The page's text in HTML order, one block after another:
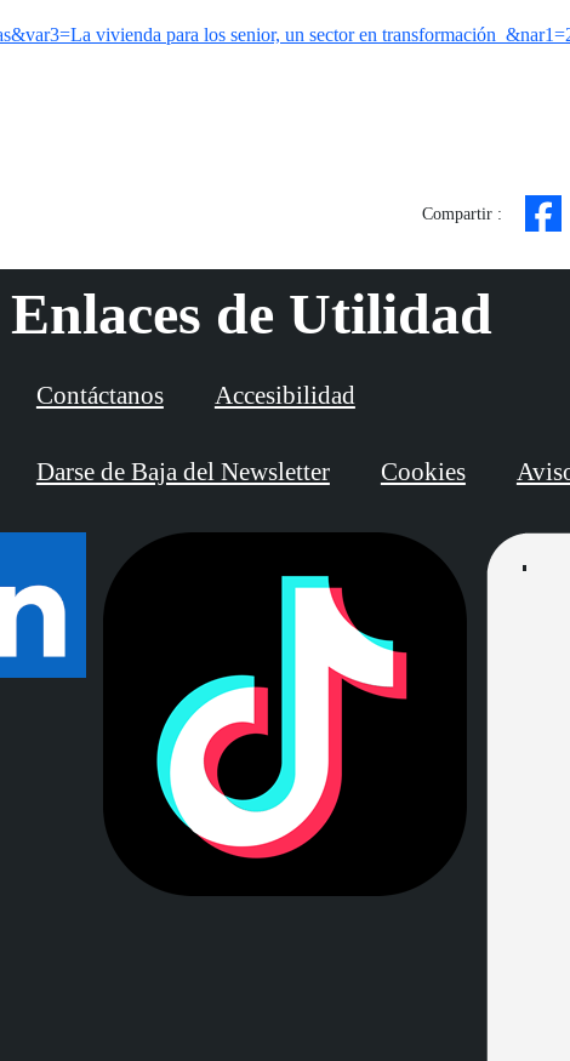
vivienda para los senior, un sector en transformación
Compartir :
Enlaces de Utilidad
Contáctanos Accesibilidad
Darse de Baja del Newsletter Cookies